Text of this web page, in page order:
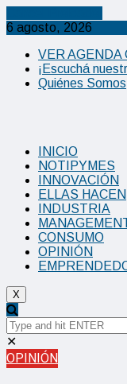
6 agosto, 2026
VER AGENDA
¡Escuchá
Quiénes Somos
INICIO
NOTIPYMES
INNOVACIÓN
ELLAS HACEN
INDUSTRIA
CONSUMO
OPINIÓN
X
✕
OPINIÓN